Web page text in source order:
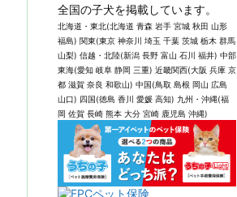
全国の子犬を掲載しています。
北海道・東北(北海道 青森 岩手 宮城 秋田 山形
福島) 関東(東京 神奈川 埼玉 千葉 茨城 栃木 群馬
山梨) 信越・北陸(新潟 長野 富山 石川 福井) 中部
東海(愛知 岐阜 静岡 三重) 近畿関西(大阪 兵庫 京
都 滋賀 奈良 和歌山) 中国(鳥取 島根 岡山 広島
山口) 四国(徳島 香川 愛媛 高知) 九州・沖縄(福
岡 佐賀 長崎 熊本 大分 宮崎 鹿児島 沖縄)